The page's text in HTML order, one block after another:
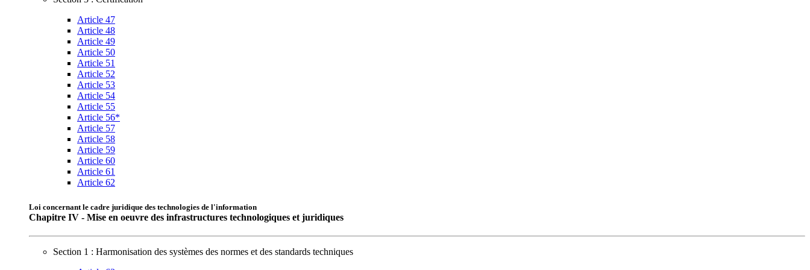
Article 47
Article 48
Article 49
Article 50
Article 51
Article 52
Article 53
Article 54
Article 55
Article 56*
Article 57
Article 58
Article 59
Article 60
Article 61
Article 62
Loi concernant le cadre juridique des technologies de l'information
Chapitre IV - Mise en oeuvre des infrastructures technologiques et juridiques
Section 1 : Harmonisation des systèmes des normes et des standards techniques